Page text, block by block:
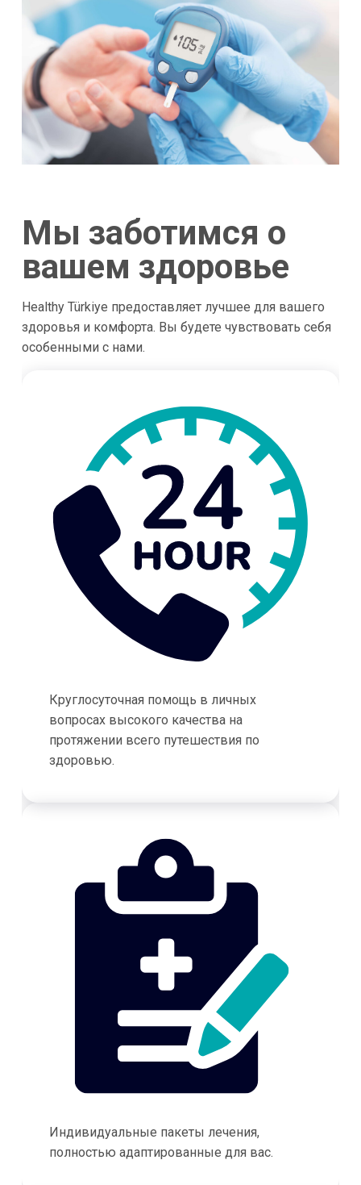
Мы заботимся о
вашем здоровье
Healthy Türkiye предоставляет лучшее для вашего
здоровья и комфорта. Вы будете чувствовать себя
особенными с нами.
Круглосуточная помощь в личных
вопросах высокого качества на
протяжении всего путешествия по
здоровью.
Индивидуальные пакеты лечения,
полностью адаптированные для вас.